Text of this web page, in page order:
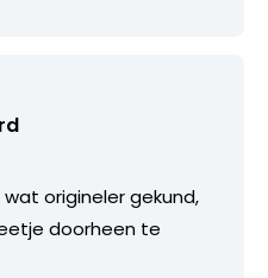
origineler gekund,
doorheen te